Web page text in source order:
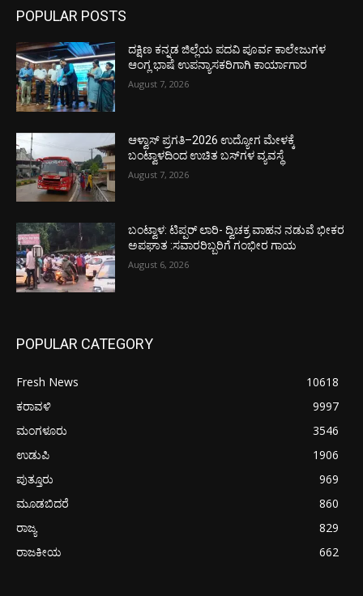
POPULAR POSTS
ದಕ್ಷಿಣ ಕನ್ನಡ ಜಿಲ್ಲೆಯ ಪದವಿ ಪೂರ್ವ ಕಾಲೇಜುಗಳ
ಆಂಗ್ಲ ಭಾಷೆ ಉಪನ್ಯಾಸಕರಿಗಾಗಿ ಕಾರ್ಯಾಗಾರ
August 7, 2026
ಆಳ್ವಾಸ್ ಪ್ರಗತಿ–2026 ಉದ್ಯೋಗ ಮೇಳಕ್ಕೆ
ಬಂಟ್ವಾಳದಿಂದ ಉಚಿತ ಬಸ್‌ಗಳ ವ್ಯವಸ್ಥೆ
August 7, 2026
ಬಂಟ್ವಾಳ: ಟಿಪ್ಪರ್ ಲಾರಿ- ದ್ವಿಚಕ್ರ ವಾಹನ ನಡುವೆ ಭೀಕರ
ಅಪಘಾತ :ಸವಾರರಿಬ್ಬರಿಗೆ ಗಂಭೀರ ಗಾಯ
August 6, 2026
POPULAR CATEGORY
Fresh News
10618
ಕರಾವಳಿ
9997
ಮಂಗಳೂರು
3546
ಉಡುಪಿ
1906
ಪುತ್ತೂರು
969
ಮೂಡಬಿದರೆ
860
ರಾಜ್ಯ
829
ರಾಜಕೀಯ
662